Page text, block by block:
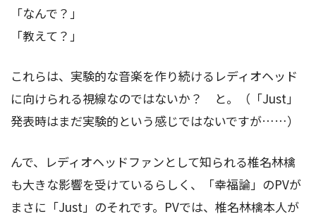
「なんで？」
「教えて？」
これらは、実験的な音楽を作り続けるレディオヘッド
に向けられる視線なのではないか？ と。（「Just」
発表時はまだ実験的という感じではないですが……）
んで、レディオヘッドファンとして知られる椎名林檎
も大きな影響を受けているらしく、「幸福論」のPVが
まさに「Just」のそれです。PVでは、椎名林檎本人が